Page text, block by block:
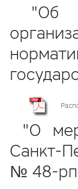
"Об
"О
Санкт-
№ 48-